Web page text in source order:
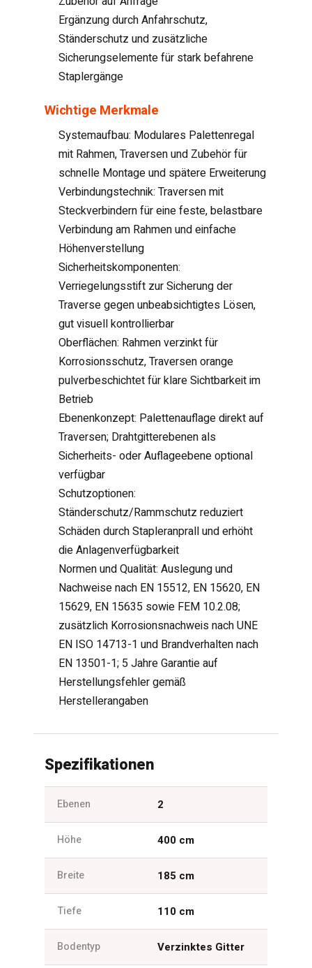
Ergänzung durch Anfahrschutz,
Ständerschutz und zusätzliche
Sicherungselemente für stark befahrene
Staplergänge
Wichtige Merkmale
Systemaufbau: Modulares Palettenregal
mit Rahmen, Traversen und Zubehör für
schnelle Montage und spätere Erweiterung
Verbindungstechnik: Traversen mit
Steckverbindern für eine feste, belastbare
Verbindung am Rahmen und einfache
Höhenverstellung
Sicherheitskomponenten:
Verriegelungsstift zur Sicherung der
Traverse gegen unbeabsichtigtes Lösen,
gut visuell kontrollierbar
Oberflächen: Rahmen verzinkt für
Korrosionsschutz, Traversen orange
pulverbeschichtet für klare Sichtbarkeit im
Betrieb
Ebenenkonzept: Palettenauflage direkt auf
Traversen; Drahtgitterebenen als
Sicherheits- oder Auflageebene optional
verfügbar
Schutzoptionen:
Ständerschutz/Rammschutz reduziert
Schäden durch Stapleranprall und erhöht
die Anlagenverfügbarkeit
Normen und Qualität: Auslegung und
Nachweise nach EN 15512, EN 15620, EN
15629, EN 15635 sowie FEM 10.2.08;
zusätzlich Korrosionsnachweis nach UNE
EN ISO 14713-1 und Brandverhalten nach
EN 13501-1; 5 Jahre Garantie auf
Herstellungsfehler gemäß
Herstellerangaben
Spezifikationen
Ebenen 2
Höhe 400 cm
Breite 185 cm
Tiefe 110 cm
Bodentyp Verzinktes Gitter